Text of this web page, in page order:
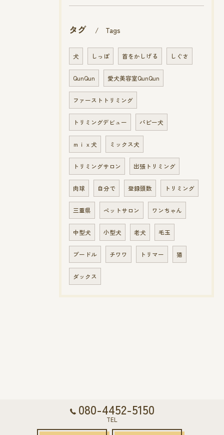
タグ Tags
犬 しっぽ 首をかしげる しぐさ
QunQun 愛犬美容室QunQun
ファーストトリミング
トリミングデビュー パピー犬
ｍｉｘ犬 ミックス犬
トリミングサロン 出張トリミング
肉球 自分で 登録頭数 トリミング
三重県 ペットサロン ワンちゃん
中型犬 小型犬 老犬 毛玉
プードル チワワ トリマー 猫
ダックス
080-4452-5150
TEL